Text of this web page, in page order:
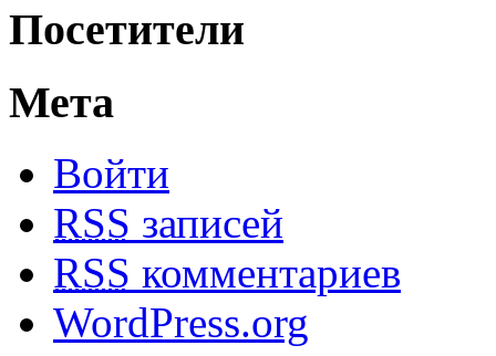
Посетители
Мета
Войти
RSS записей
RSS комментариев
WordPress.org